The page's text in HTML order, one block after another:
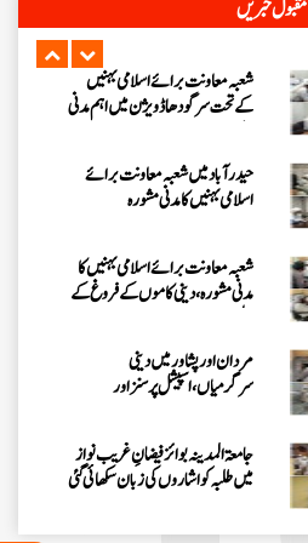
مقبول خبریں
شعبہ معاونت برائے اسلامی بہنیں
کے تحت سرگودھا ڈویژن میں اہم مدنی
حیدرآباد میں شعبہ معاونت برائے
اسلامی بہنیں کا مدنی مشورہ
شعبہ معاونت برائے اسلامی بہنیں کا
مدنی مشورہ، دینی کاموں کے فروغ کے
مردان اور پشاور میں دینی
سرگرمیاں، اسپیشل پرسنز اور
جامعۃ المدینہ بوائز فیضانِ غریب نواز
میں طلبہ کو اشاروں کی زبان سکھائی گئی